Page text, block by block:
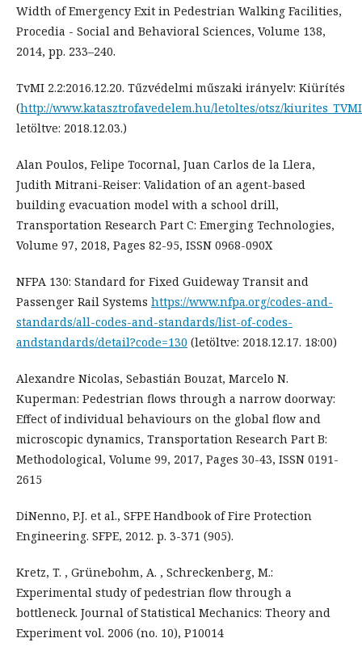
Width of Emergency Exit in Pedestrian Walking Facilities,
Procedia - Social and Behavioral Sciences, Volume 138,
2014, pp. 233–240.
TvMI 2.2:2016.12.20. Tűzvédelmi műszaki irányelv: Kiürítés
(http://www.katasztrofavedelem.hu/letoltes/otsz/
letöltve: 2018.12.03.)
Alan Poulos, Felipe Tocornal, Juan Carlos de la Llera,
Judith Mitrani-Reiser: Validation of an agent-based
building evacuation model with a school drill,
Transportation Research Part C: Emerging Technologies,
Volume 97, 2018, Pages 82-95, ISSN 0968-090X
NFPA 130: Standard for Fixed Guideway Transit and
Passenger Rail Systems https://www.nfpa.org/codes-and-
standards/all-codes-and-standards/list-of-codes-
andstandards/detail?code=130 (letöltve: 2018.12.17. 18:00)
Alexandre Nicolas, Sebastián Bouzat, Marcelo N.
Kuperman: Pedestrian flows through a narrow doorway:
Effect of individual behaviours on the global flow and
microscopic dynamics, Transportation Research Part B:
Methodological, Volume 99, 2017, Pages 30-43, ISSN 0191-
2615
DiNenno, P.J. et al., SFPE Handbook of Fire Protection
Engineering. SFPE, 2012. p. 3-371 (905).
Kretz, T. , Grünebohm, A. , Schreckenberg, M.:
Experimental study of pedestrian flow through a
bottleneck. Journal of Statistical Mechanics: Theory and
Experiment vol. 2006 (no. 10), P10014